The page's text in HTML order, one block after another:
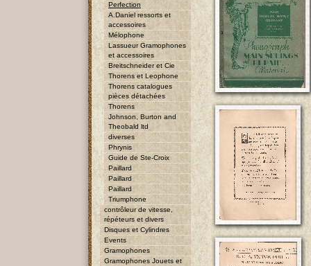
Perfection
A.Daniel ressorts et
accessoires
Mélophone
Lassueur Gramophones
et accessoires
Breitschneider et Cie
Thorens et Leophone
Thorens catalogues
pièces détachées
Thorens
Johnson, Burton and
Theobald ltd
diverses
Phrynis
Guide de Ste-Croix
Paillard
Paillard
Paillard
Triumphone
contrôleur de vitesse,
répéteurs et divers
Disques et Cylindres
Events
Gramophones
Gramophones Jouets et